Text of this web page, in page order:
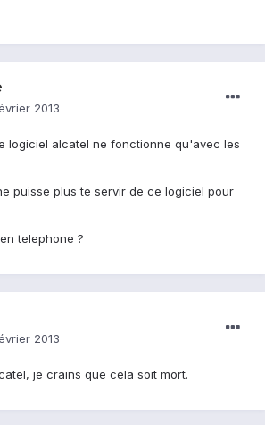
2013
logiciel alcatel ne fonctionne qu'avec les
puisse plus te servir de ce logiciel pour
telephone ?
2013
je crains que cela soit mort.